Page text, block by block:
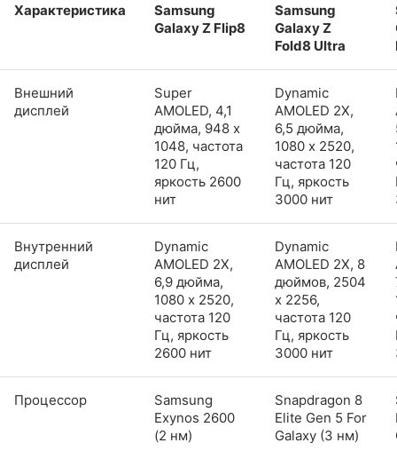
Характеристика
Samsung
Galaxy Z Flip8
Samsung
Galaxy Z
Fold8 Ultra
Внешний
дисплей
Super
AMOLED, 4,1
дюйма, 948 x
1048, частота
120 Гц,
яркость 2600
нит
Dynamic
AMOLED 2X,
6,5 дюйма,
1080 x 2520,
частота 120
Гц, яркость
3000 нит
Внутренний
дисплей
Dynamic
AMOLED 2X,
6,9 дюйма,
1080 x 2520,
частота 120
Гц, яркость
2600 нит
Dynamic
AMOLED 2X, 8
дюймов, 2504
x 2256,
частота 120
Гц, яркость
3000 нит
Процессор
Samsung
Exynos 2600
(2 нм)
Snapdragon 8
Elite Gen 5 For
Galaxy (3 нм)